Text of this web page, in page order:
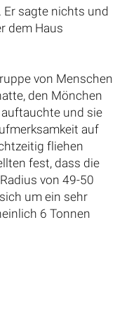
Er sagte nichts und
dem Haus
von Menschen
den Mönchen
und sie
auf
fliehen
fest, dass die
von 49-50
um ein sehr
6 Tonnen